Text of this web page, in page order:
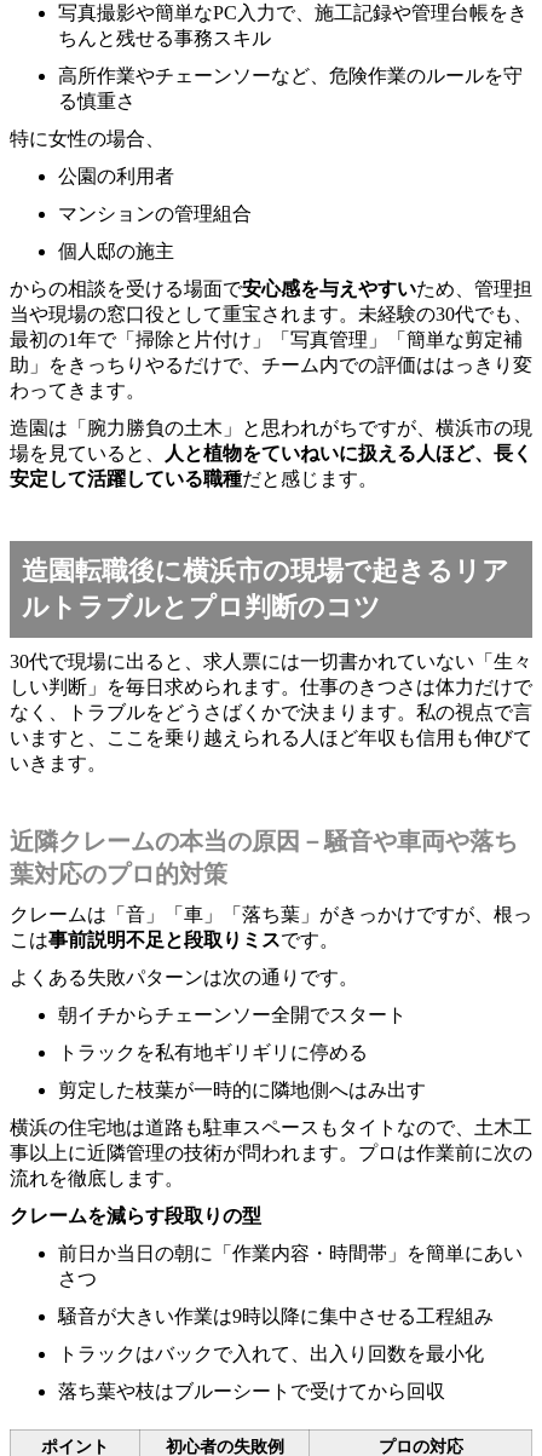
写真撮影や簡単なPC入力で、施工記録や管理台帳をき
ちんと残せる事務スキル
高所作業やチェーンソーなど、危険作業のルールを守
る慎重さ
特に女性の場合、
公園の利用者
マンションの管理組合
個人邸の施主
からの相談を受ける場面で安心感を与えやすいため、管理担
当や現場の窓口役として重宝されます。未経験の30代でも、
最初の1年で「掃除と片付け」「写真管理」「簡単な剪定補
助」をきっちりやるだけで、チーム内での評価ははっきり変
わってきます。
造園は「腕力勝負の土木」と思われがちですが、横浜市の現
場を見ていると、
人と植物をていねいに扱える人ほど、長く
安定して活躍している職種だと感じます。
造園転職後に横浜市の現場で起きるリア
ルトラブルとプロ判断のコツ
30代で現場に出ると、求人票には一切書かれていない「生々
しい判断」を毎日求められます。仕事のきつさは体力だけで
なく、トラブルをどうさばくかで決まります。私の視点で言
いますと、ここを乗り越えられる人ほど年収も信用も伸びて
いきます。
近隣クレームの本当の原因－騒音や車両や落ち
葉対応のプロ的対策
クレームは「音」「車」「落ち葉」がきっかけですが、根っ
こは事前説明不足と段取りミスです。
よくある失敗パターンは次の通りです。
朝イチからチェーンソー全開でスタート
トラックを私有地ギリギリに停める
剪定した枝葉が一時的に隣地側へはみ出す
横浜の住宅地は道路も駐車スペースもタイトなので、土木工
事以上に近隣管理の技術が問われます。プロは作業前に次の
流れを徹底します。
クレームを減らす段取りの型
前日か当日の朝に「作業内容・時間帯」を簡単にあい
さつ
騒音が大きい作業は9時以降に集中させる工程組み
トラックはバックで入れて、出入り回数を最小化
落ち葉や枝はブルーシートで受けてから回収
ポイント 初心者の失敗例 プロの対応